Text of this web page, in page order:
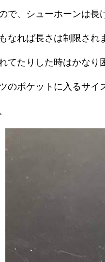
で、シューホーンは長
なれば長さは制限され
てたりした時はかなり
のポケットに入るサイ